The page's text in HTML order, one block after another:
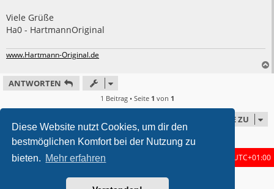
Diese Website nutzt Cookies, um dir den
bestmöglichen Komfort bei der Nutzung zu
bieten. Mehr erfahren
Viele Grüße
Ha0 - HartmannOriginal
www.Hartmann-Original.de
ANTWORTEN
1 Beitrag • Seite 1 von 1
GEHE ZU
Foren-Übersicht UTC+01:00
metrolike style byEric SeguinUpdated for phpBB3.3 by